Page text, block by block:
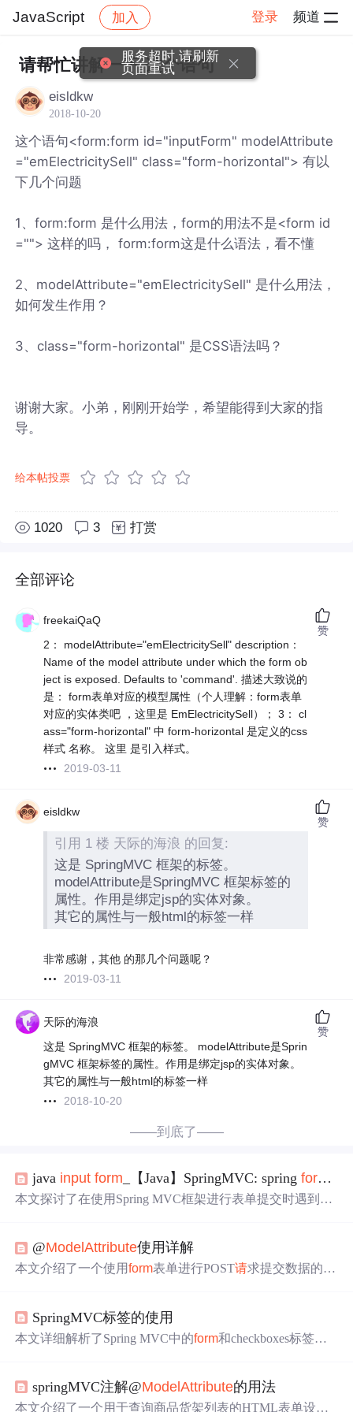
JavaScript 加入 登录 频道
社区 JavaScript 帖子详情
请帮忙讲解一下 这个语句
eisldkw
2018-10-20
这个语句<form:form id="inputForm" modelAttribute
="emElectricitySell" class="form-horizontal"> 有以
下几个问题
1、form:form 是什么用法，form的用法不是<form id
=""> 这样的吗， form:form这是什么语法，看不懂
2、modelAttribute="emElectricitySell" 是什么用法，
如何发生作用？
3、class="form-horizontal" 是CSS语法吗？
谢谢大家。小弟，刚刚开始学，希望能得到大家的指
导。
给本帖投票
1020 3 打赏
全部评论
freekaiQaQ
2： modelAttribute="emElectricitySell" description：
Name of the model attribute under which the form ob
ject is exposed. Defaults to 'command'. 描述大致说的
是： form表单对应的模型属性（个人理解：form表单
对应的实体类吧 ，这里是 EmElectricitySell）； 3： cl
ass="form-horizontal" 中 form-horizontal 是定义的css
样式 名称。 这里 是引入样式。
2019-03-11
赞
eisldkw
引用 1 楼 天际的海浪 的回复:
这是 SpringMVC 框架的标签。
modelAttribute是SpringMVC 框架标签的
属性。作用是绑定jsp的实体对象。
其它的属性与一般html的标签一样
非常感谢，其他 的那几个问题呢？
2019-03-11
赞
天际的海浪
这是 SpringMVC 框架的标签。 modelAttribute是Sprin
gMVC 框架标签的属性。作用是绑定jsp的实体对象。
其它的属性与一般html的标签一样
2018-10-20
赞
——到底了——
java input form _【Java】SpringMVC: springform 里
本文探讨了在使用Spring MVC框架进行表单提交时遇到的
@ModelAttribute使用详解
本文介绍了一个使用form表单进行POST请求提交数据的例
SpringMVC标签的使用
本文详细解析了Spring MVC中的form和checkboxes标签使
程。springMVC注解@ModelAttribute的用法
本文介绍了一个用于查询商品货架列表的HTML表单设计
服务超时,请刷新
页面重试